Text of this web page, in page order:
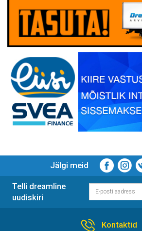
Jälgi meid
Telli dreamline
uudiskiri
Kontaktid